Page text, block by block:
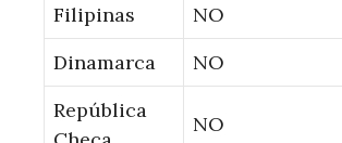
Filipinas
NO
Dinamarca
NO
República
NO